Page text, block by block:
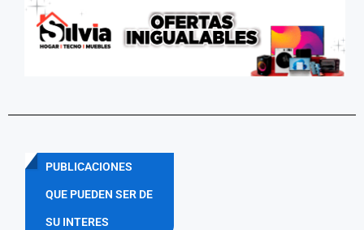
PUBLICACIONES
QUE PUEDEN SER DE
SU INTERES